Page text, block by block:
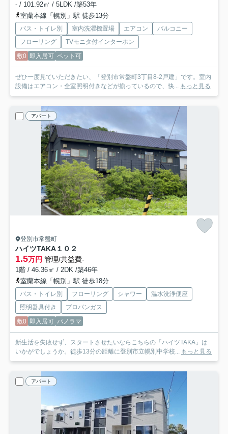
- / 101.92㎡ / 5LDK /築53年
室蘭本線「幌別」駅 徒歩13分
バス・トイレ別 室内洗濯機置場 エアコン
バルコニー
フローリング
TVモニタ付インターホン
敷0 即入居可 ペット可
ぜひ一度見ていただきたい、「登別市常盤町3丁目8-2戸建」です。室内
設備はエアコン・全室照明付きなどが揃っているので、快... もっと見る
アパート
登別市常盤町
ハイツTAKA１０２
1.5万円 管理/共益費-
1階 / 46.36㎡ / 2DK /築46年
室蘭本線「幌別」駅 徒歩18分
バス・トイレ別 フローリング シャワー
温水洗浄便座
照明器具付き
プロパンガス
敷0 即入居可 パノラマ
新生活を失敗せず、スタートさせたいならこちらの「ハイツTAKA」は
いかがでしょうか。徒歩13分の距離に登別市立幌別中学校... もっと見る
アパート